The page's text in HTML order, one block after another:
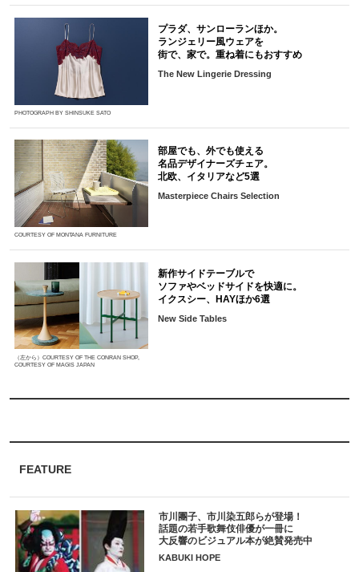
FEATURE
市川團子、市川染五郎らが登場！
話題の若手歌舞伎俳優が一冊に
大反響のビジュアル本が絶賛発売中
KABUKI HOPE
PHOTOGRAPH BY SHINSUKE SATO
プラダ、サンローランほか。
ランジェリー風ウェアを
街で、家で。重ね着にもおすすめ
The New Lingerie Dressing
COURTESY OF MONTANA FURNITURE
部屋でも、外でも使える
名品デザイナーズチェア。
北欧、イタリアなど5選
Masterpiece Chairs Selection
（左から）COURTESY OF THE CONRAN SHOP,
COURTESY OF MAGIS JAPAN
新作サイドテーブルで
ソファやベッドサイドを快適に。
イクスシー、HAYほか6選
New Side Tables